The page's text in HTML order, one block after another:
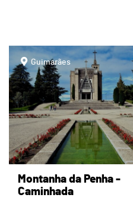
pageGuimarães
Montanha da Penha -
Caminhada